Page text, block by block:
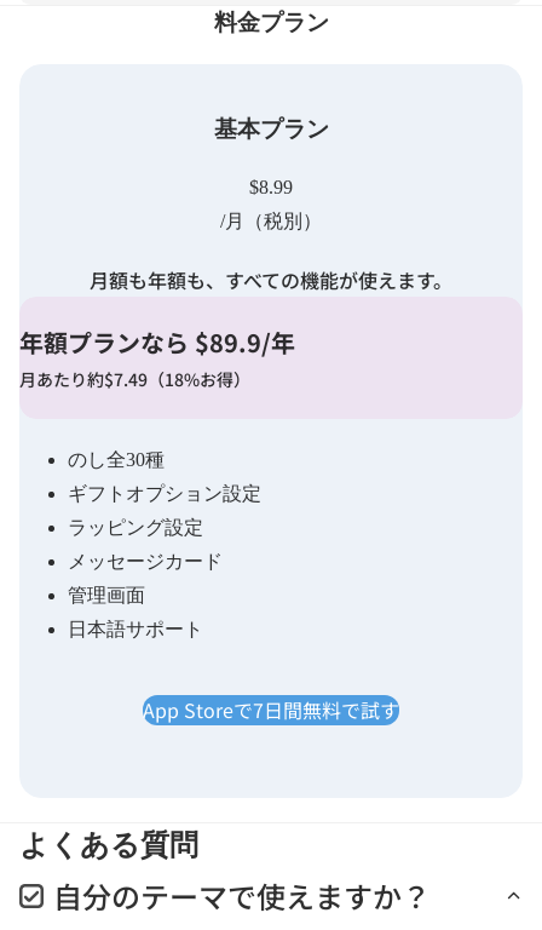
料金プラン
基本プラン
$8.99
/月（税別）
月額も年額も、すべての機能が使えます。
年額プランなら $89.9/年
月あたり約$7.49（18%お得）
のし全30種
ギフトオプション設定
ラッピング設定
メッセージカード
管理画面
日本語サポート
App Storeで7日間無料で試す
よくある質問
自分のテーマで使えますか？